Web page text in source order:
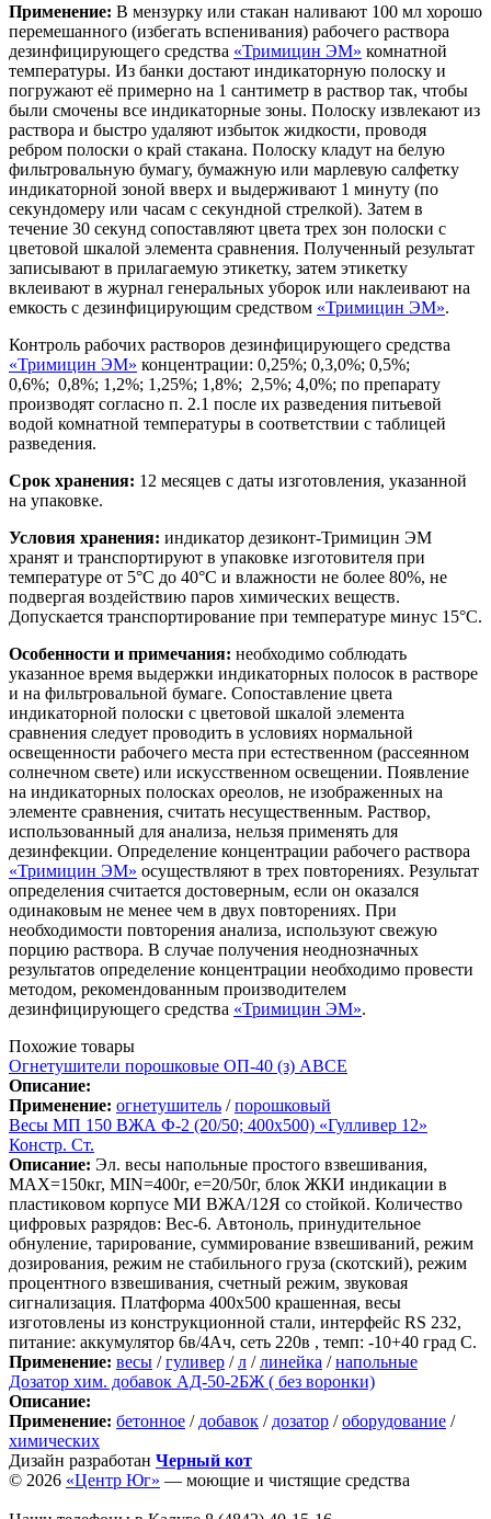
Применение: В мензурку или стакан наливают 100 мл хорошо
перемешанного (избегать вспенивания) рабочего раствора
дезинфицирующего средства «Тримицин ЭМ» комнатной
температуры. Из банки достают индикаторную полоску и
погружают её примерно на 1 сантиметр в раствор так, чтобы
были смочены все индикаторные зоны. Полоску извлекают из
раствора и быстро удаляют избыток жидкости, проводя
ребром полоски о край стакана. Полоску кладут на белую
фильтровальную бумагу, бумажную или марлевую салфетку
индикаторной зоной вверх и выдерживают 1 минуту (по
секундомеру или часам с секундной стрелкой). Затем в
течение 30 секунд сопоставляют цвета трех зон полоски с
цветовой шкалой элемента сравнения. Полученный результат
записывают в прилагаемую этикетку, затем этикетку
вклеивают в журнал генеральных уборок или наклеивают на
емкость с дезинфицирующим средством «Тримицин ЭМ».
Контроль рабочих растворов дезинфицирующего средства
«Тримицин ЭМ» концентрации: 0,25%; 0,3,0%; 0,5%;
0,6%; 0,8%; 1,2%; 1,25%; 1,8%; 2,5%; 4,0%; по препарату
производят согласно п. 2.1 после их разведения питьевой
водой комнатной температуры в соответствии с таблицей
разведения.
Срок хранения: 12 месяцев с даты изготовления, указанной
на упаковке.
Условия хранения: индикатор дезиконт-Тримицин ЭМ
хранят и транспортируют в упаковке изготовителя при
температуре от 5°С до 40°С и влажности не более 80%, не
подвергая воздействию паров химических веществ.
Допускается транспортирование при температуре минус 15°С.
Особенности и примечания: необходимо соблюдать
указанное время выдержки индикаторных полосок в растворе
и на фильтровальной бумаге. Сопоставление цвета
индикаторной полоски с цветовой шкалой элемента
сравнения следует проводить в условиях нормальной
освещенности рабочего места при естественном (рассеянном
солнечном свете) или искусственном освещении. Появление
на индикаторных полосках ореолов, не изображенных на
элементе сравнения, считать несущественным. Раствор,
использованный для анализа, нельзя применять для
дезинфекции. Определение концентрации рабочего раствора
«Тримицин ЭМ» осуществляют в трех повторениях. Результат
определения считается достоверным, если он оказался
одинаковым не менее чем в двух повторениях. При
необходимости повторения анализа, используют свежую
порцию раствора. В случае получения неоднозначных
результатов определение концентрации необходимо провести
методом, рекомендованным производителем
дезинфицирующего средства «Тримицин ЭМ».
Похожие товары
Огнетушители порошковые ОП-40 (з) АВСЕ
Описание:
Применение: огнетушитель /порошковый
Весы МП 150 ВЖА Ф-2 (20/50; 400х500) «Гулливер 12»
Констр. Ст.
Описание: Эл. весы напольные простого взвешивания,
МАХ=150кг, MIN=400г, e=20/50г, блок ЖКИ индикации в
пластиковом корпусе МИ ВЖА/12Я со стойкой. Количество
цифровых разрядов: Вес-6. Автоноль, принудительное
обнуление, тарирование, суммирование взвешиваний, режим
дозирования, режим не стабильного груза (скотский), режим
процентного взвешивания, счетный режим, звуковая
сигнализация. Платформа 400х500 крашенная, весы
изготовлены из конструкционной стали, интерфейс RS 232,
питание: аккумулятор 6в/4Ач, сеть 220в , темп: -10+40 град С.
Применение: весы /гуливер /л /линейка /напольные
Дозатор хим. добавок АД-50-2БЖ ( без воронки)
Описание:
Применение: бетонное / добавок / дозатор /оборудование /
химических
Дизайн разработан Черный кот
© 2026 «Центр Юг» — моющие и чистящие средства